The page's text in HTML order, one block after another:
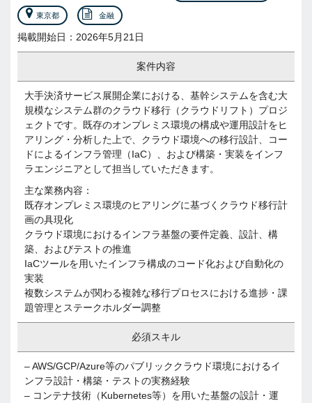
東京都 金融
掲載開始日：2026年5月21日
案件内容
大手決済サービス展開企業における、基幹システムを含む大
規模なシステム群のクラウド移行（クラウドリフト）プロジ
ェクトです。既存のオンプレミス環境の構成や運用設計をヒ
アリング・分析した上で、クラウド環境への移行設計、コー
ドによるインフラ管理（IaC）、および構築・実装をインフ
ラエンジニアとして担当していただきます。
主な業務内容：
既存オンプレミス環境のヒアリングに基づくクラウド移行計
画の具現化
クラウド環境におけるインフラ基盤の要件定義、設計、構
築、およびテストの推進
IaCツールを用いたインフラ構成のコード化および自動化の
実装
複数システムが関わる複雑な移行プロセスにおける進捗・課
題管理とステークホルダー調整
必須スキル
– AWS/GCP/Azure等のパブリッククラウド環境におけるイ
ンフラ設計・構築・テストの実務経験
– コンテナ技術（Kubernetes等）を用いた基盤の設計・運